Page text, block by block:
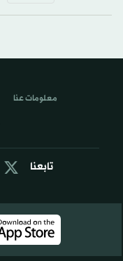
تابعنا
معلومات عنا